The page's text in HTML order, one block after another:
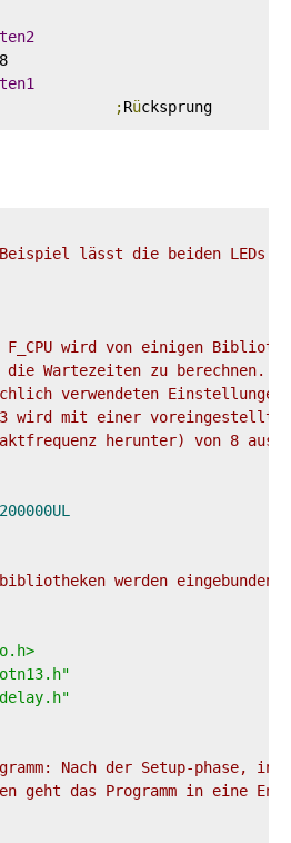
;Rü
lässt die beiden LEDs
wird von einigen
Wartezeiten zu berechnen.
verwendeten Einstellungen
wird mit einer voreingestellten
herunter) von 8
werden eingebunden
Nach der Setup-phase,
geht das Programm in eine